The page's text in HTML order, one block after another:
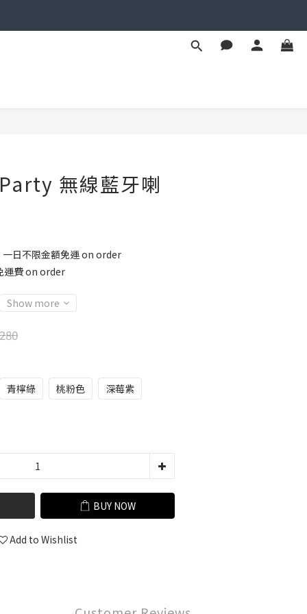
無線藍牙喇
日不限金額免運 on order
運費 on order
Show more
青檸綠 桃粉色 深莓紫
BUY NOW
Add to Wishlist